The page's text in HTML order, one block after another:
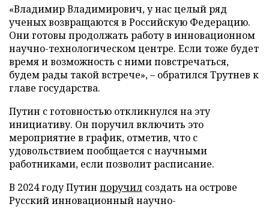
«Владимир Владимирович, у нас целый ряд
ученых возвращаются в Российскую Федерацию.
Они готовы продолжать работу в инновационном
научно-технологическом центре. Если тоже будет
время и возможность с ними повстречаться,
будем рады такой встрече», – обратился Трутнев к
главе государства.
Путин с готовностью откликнулся на эту
инициативу. Он поручил включить это
мероприятие в график, отметив, что с
удовольствием пообщается с научными
работниками, если позволит расписание.
В 2024 году Путин поручил создать на острове
Русский инновационный научно-